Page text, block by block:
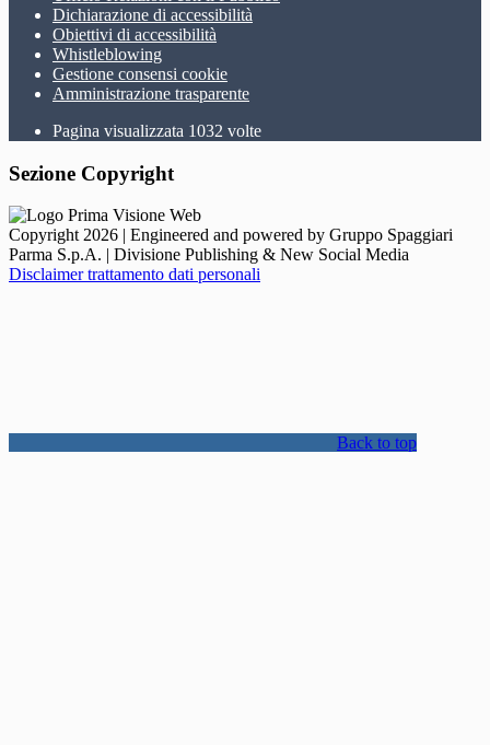
Dichiarazione di accessibilità
Obiettivi di accessibilità
Whistleblowing
Gestione consensi cookie
Amministrazione trasparente
Pagina visualizzata 1032 volte
Sezione Copyright
Copyright 2026 | Engineered and powered by Gruppo Spaggiari
Parma S.p.A. | Divisione Publishing & New Social Media
Disclaimer trattamento dati personali
Back to top